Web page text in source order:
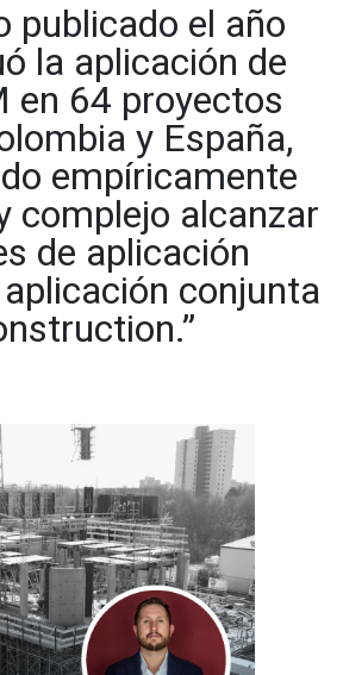
publicado el año
la aplicación de
en 64 proyectos
y España,
empíricamente
complejo alcanzar
de aplicación
conjunta